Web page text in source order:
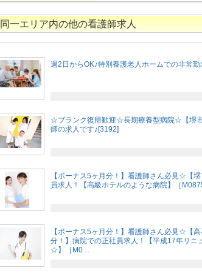
同一エリア内の他の看護師求人
週2日からOK♪特別養護老人ホームでの非常勤
☆ブランク復帰歓迎☆長期療養型病院☆【堺
師の求人です♪[3192]
【ボーナス5ヶ月分！】看護師さん必見☆【
員求人！【高級ホテルのような病院】［
【ボーナス5ヶ月分！】看護師さん必見☆【
分！】病院での正社員求人！【平成17年リニ
☆】［M0…